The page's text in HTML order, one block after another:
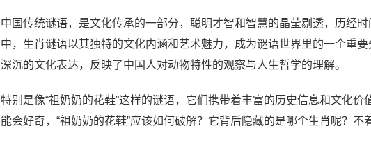
中国传统谜语，是文化传承的一部分，聪明才智和智慧的晶莹剔透，历经
中，生肖谜语以其独特的文化内涵和艺术魅力，成为谜语世界里的一个重
深沉的文化表达，反映了中国人对动物特性的观察与人生哲学的理解。
特别是像“祖奶奶的花鞋”这样的谜语，它们携带着丰富的历史信息和文化
能会好奇，“祖奶奶的花鞋”应该如何破解？它背后隐藏的是哪个生肖呢？不